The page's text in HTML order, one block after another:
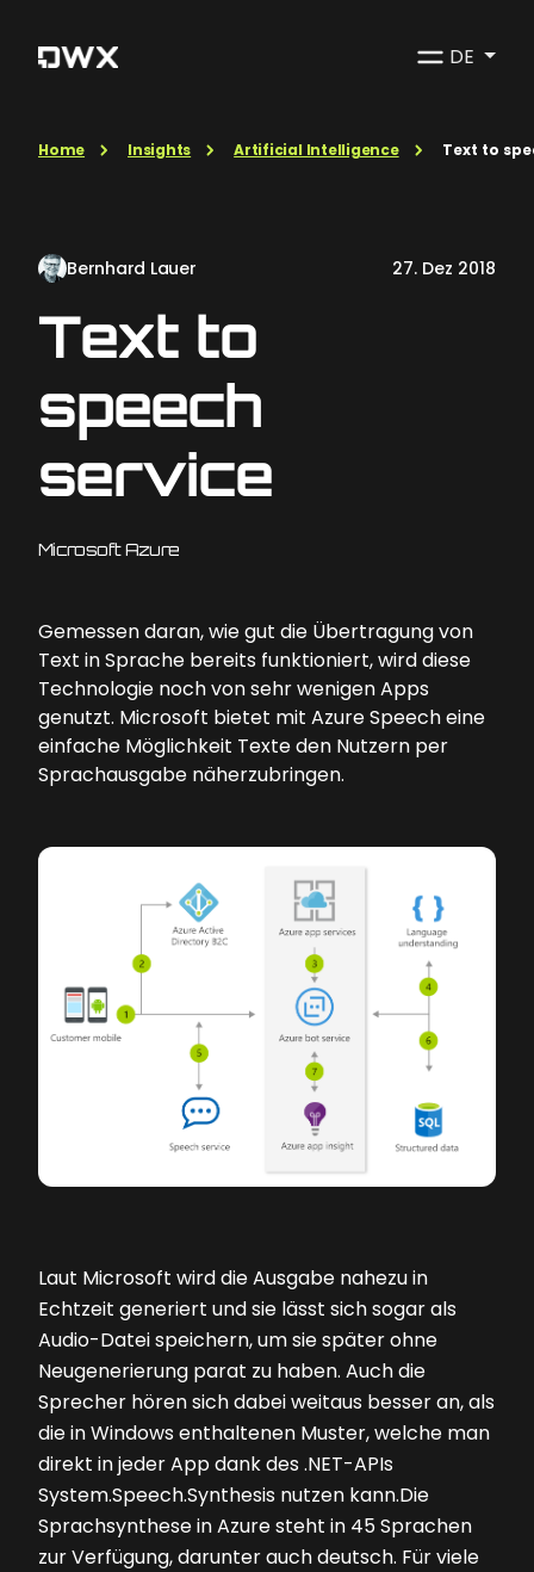
DE
Home Insights Artificial Intelligence Text to
Bernhard Lauer 27. Dez 2018
Text to
speech
service
Microsoft Azure
Gemessen daran, wie gut die Übertragung von
Text in Sprache bereits funktioniert, wird diese
Technologie noch von sehr wenigen Apps
genutzt. Microsoft bietet mit Azure Speech eine
einfache Möglichkeit Texte den Nutzern per
Sprachausgabe näherzubringen.
Laut Microsoft wird die Ausgabe nahezu in
Echtzeit generiert und sie lässt sich sogar als
Audio-Datei speichern, um sie später ohne
Neugenerierung parat zu haben. Auch die
Sprecher hören sich dabei weitaus besser an, als
die in Windows enthaltenen Muster, welche man
direkt in jeder App dank des .NET-APIs
System.Speech.Synthesis nutzen kann.Die
Sprachsynthese in Azure steht in 45 Sprachen
zur Verfügung, darunter auch deutsch. Für viele